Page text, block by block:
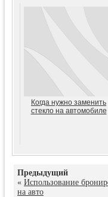
Когда нужно заменить
стекло на автомобиле
Предыдущий
« Использование
на авто